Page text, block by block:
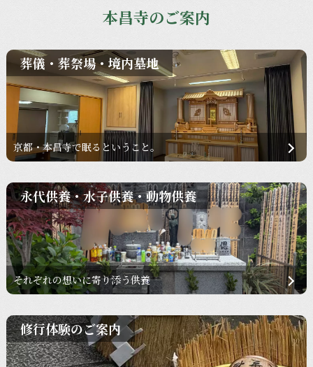
本昌寺のご案内
葬儀・葬祭場・境内墓地
京都・本昌寺で眠るということ。
永代供養・水子供養・動物供養
それぞれの想いに寄り添う供養
修行体験のご案内